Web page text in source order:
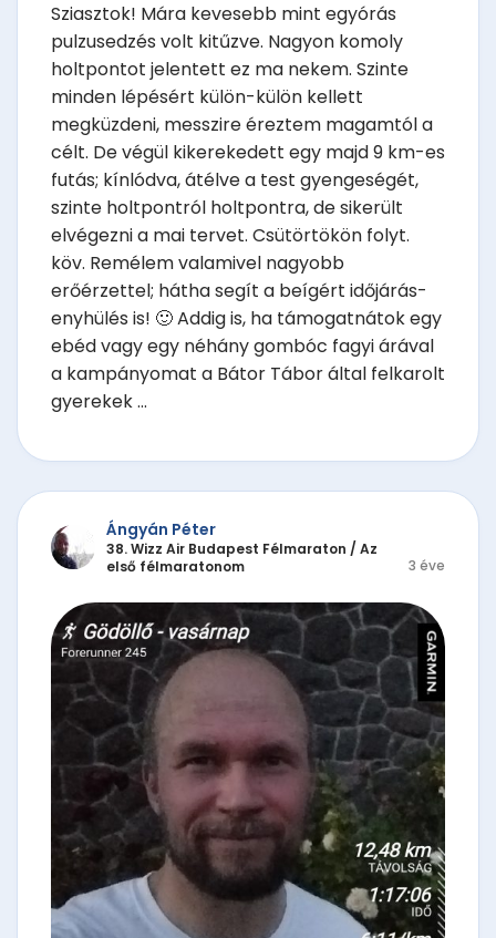
Sziasztok! Mára kevesebb mint egyórás
pulzusedzés volt kitűzve. Nagyon komoly
holtpontot jelentett ez ma nekem. Szinte
minden lépésért külön-külön kellett
megküzdeni, messzire éreztem magamtól a
célt. De végül kikerekedett egy majd 9 km-es
futás; kínlódva, átélve a test gyengeségét,
szinte holtpontról holtpontra, de sikerült
elvégezni a mai tervet. Csütörtökön folyt.
köv. Remélem valamivel nagyobb
erőérzettel; hátha segít a beígért időjárás-
enyhülés is! 🙂 Addig is, ha támogatnátok egy
ebéd vagy egy néhány gombóc fagyi árával
a kampányomat a Bátor Tábor által felkarolt
gyerekek ...
Ángyán Péter
38. Wizz Air Budapest Félmaraton / Az
első félmaratonom
3 éve